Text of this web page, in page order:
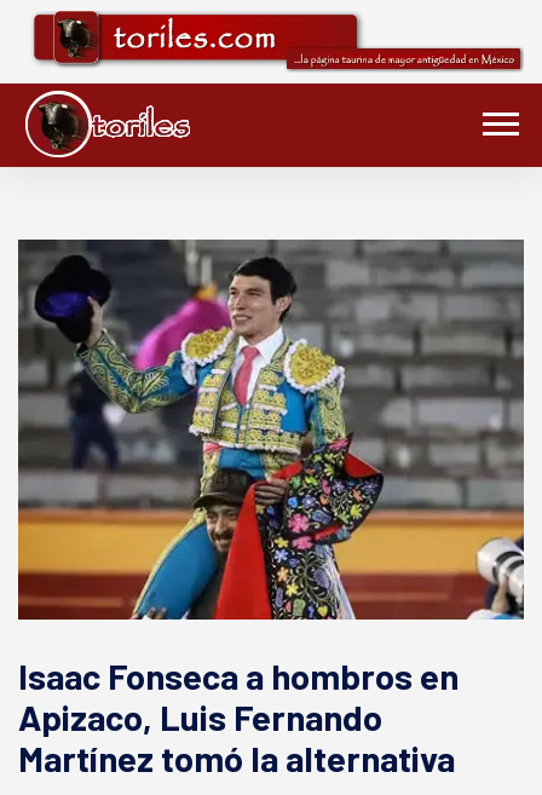
Isaac Fonseca a hombros en
Apizaco, Luis Fernando
Martínez tomó la alternativa